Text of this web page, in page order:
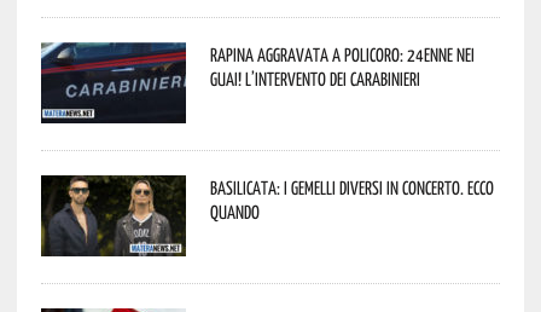
Rapina aggravata a Policoro: 24enne nei
guai! L’intervento dei Carabinieri
Basilicata: i Gemelli DiVersi in concerto. Ecco
quando